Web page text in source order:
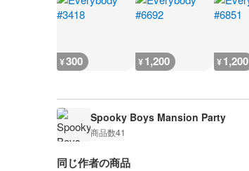
¥300 ¥1,200 ¥1,200
Spooky Boys Mansion Party
商品数41
同じ作者の商品